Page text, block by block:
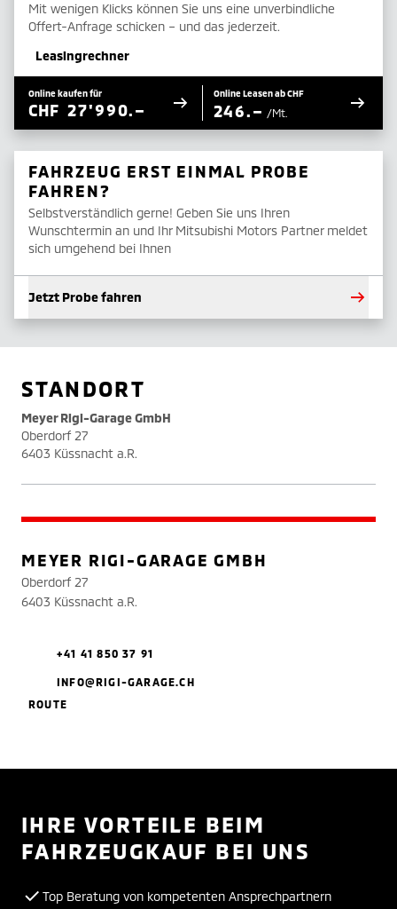
Mit wenigen Klicks können Sie uns eine unverbindliche
Offert-Anfrage schicken – und das jederzeit.
Leasingrechner
Online kaufen für
CHF 27'990.–
Online Leasen ab CHF
246.– /Mt.
FAHRZEUG ERST EINMAL PROBE
FAHREN?
Selbstverständlich gerne! Geben Sie uns Ihren
Wunschtermin an und Ihr Mitsubishi Motors Partner meldet
sich umgehend bei Ihnen
Jetzt Probe fahren
STANDORT
Meyer Rigi-Garage GmbH
Oberdorf 27
6403 Küssnacht a.R.
MEYER RIGI-GARAGE GMBH
Oberdorf 27
6403 Küssnacht a.R.
+41 41 850 37 91
INFO@RIGI-GARAGE.CH
ROUTE
IHRE VORTEILE BEIM
FAHRZEUGKAUF BEI UNS
Top Beratung von kompetenten Ansprechpartnern